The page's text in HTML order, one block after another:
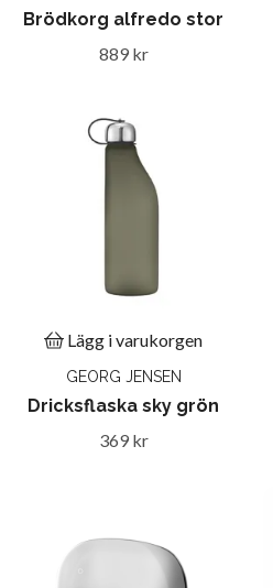
Brödkorg alfredo stor
889 kr
Lägg i varukorgen
GEORG JENSEN
Dricksflaska sky grön
369 kr